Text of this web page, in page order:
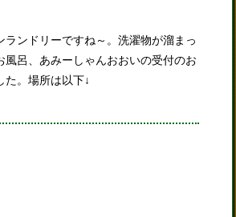
ンドリーですね～。洗濯物が溜まっ
呂、あみーしゃんおおいの受付のお
た。場所は以下↓